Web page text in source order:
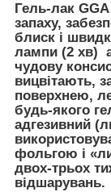
Гель-лак
запаху,
блиск і
лампи (2 хв)
чудову
вицвітають,
поверхнею,
будь-якого
адгезивний
фольгою і
двох-трьох
відшарувань.